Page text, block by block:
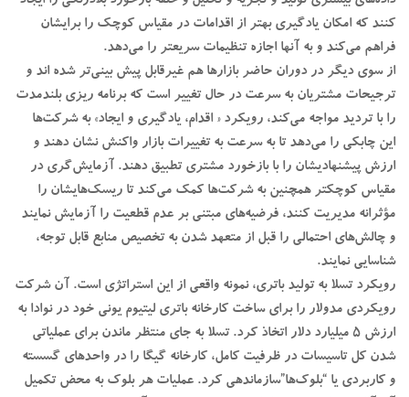
کنند که امکان یادگیری بهتر از اقدامات در مقیاس کوچک را برایشان
فراهم می‌کند و به آنها اجازه تنظیمات سریعتر را می‌دهد.
از سوی دیگر در دوران حاضر بازارها هم غیرقابل پیش بینی‌تر شده اند و
ترجیحات مشتریان به سرعت در حال تغییر است که برنامه ریزی بلندمدت
را با تردید مواجه می‌کند، رویکرد « اقدام، یادگیری و ایجاد» به شرکت‌ها
این چابکی را می‌دهد تا به سرعت به تغییرات بازار واکنش نشان دهند و
ارزش پیشنهادیشان را با بازخورد مشتری تطبیق دهند. آزمایش‌گری در
مقیاس کوچکتر همچنین به شرکت‌ها کمک می‌کند تا ریسک‌هایشان را
مؤثرانه مدیریت کنند، فرضیه‌های مبتنی بر عدم قطعیت را آزمایش نمایند
و چالش‌های احتمالی را قبل از متعهد شدن به تخصیص منابع قابل توجه،
شناسایی نمایند.
رویکرد تسلا به تولید باتری، نمونه‌ واقعی از این استراتژی است. آن شرکت
رویکردی مدولار را برای ساخت کارخانه باتری لیتیوم یونی خود در نوادا به
ارزش 5 میلیارد دلار اتخاذ کرد. تسلا به جای منتظر ماندن برای عملیاتی
شدن کل تاسیسات در ظرفیت کامل، کارخانه گیگا را در واحدهای گسسته
و کاربردی یا “بلوک‌ها”سازماندهی کرد. عملیات هر بلوک به محض تکمیل